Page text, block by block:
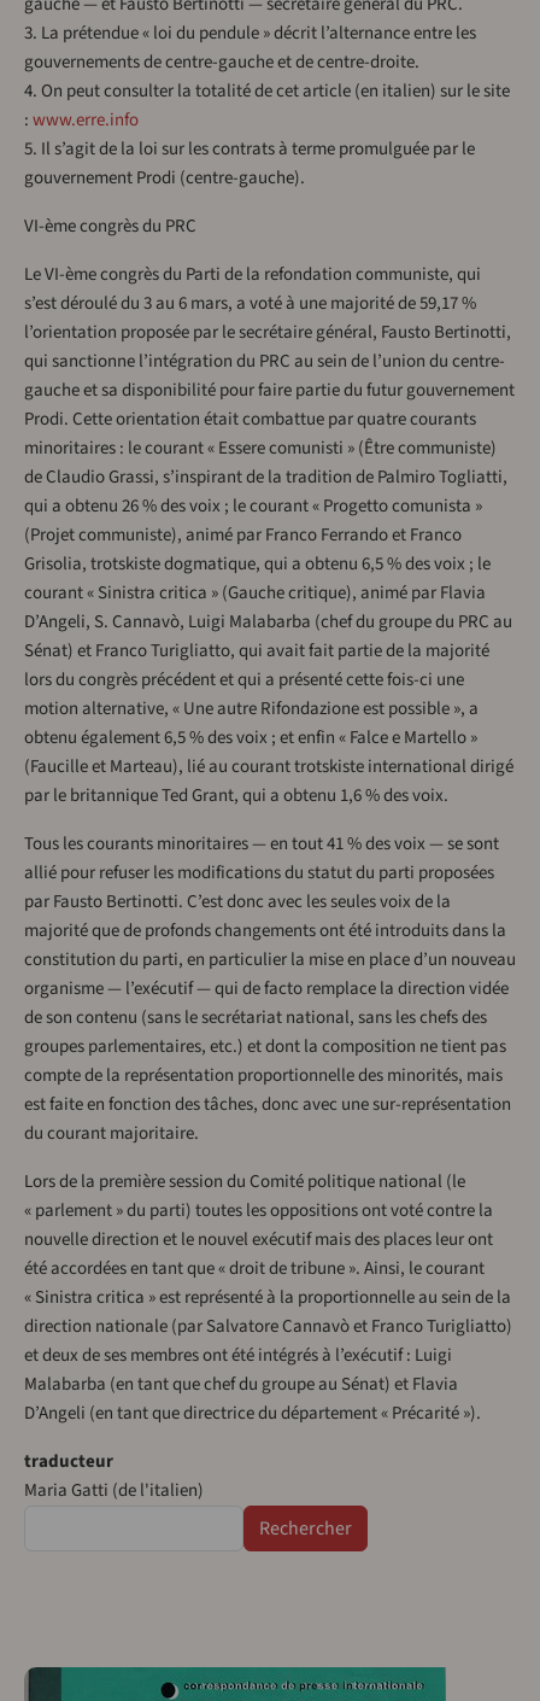
3. La prétendue « loi du pendule » décrit l’alternance entre les
gouvernements de centre-gauche et de centre-droite.
4. On peut consulter la totalité de cet article (en italien) sur le site
:www.erre.info
5. Il s’agit de la loi sur les contrats à terme promulguée par le
gouvernement Prodi (centre-gauche).
VI-ème congrès du PRC
Le VI-ème congrès du Parti de la refondation communiste, qui
s’est déroulé du 3 au 6 mars, a voté à une majorité de 59,17 %
l’orientation proposée par le secrétaire général, Fausto Bertinotti,
qui sanctionne l’intégration du PRC au sein de l’union du centre-
gauche et sa disponibilité pour faire partie du futur gouvernement
Prodi. Cette orientation était combattue par quatre courants
minoritaires : le courant « Essere comunisti » (Être communiste)
de Claudio Grassi, s’inspirant de la tradition de Palmiro Togliatti,
qui a obtenu 26 % des voix ; le courant « Progetto comunista »
(Projet communiste), animé par Franco Ferrando et Franco
Grisolia, trotskiste dogmatique, qui a obtenu 6,5 % des voix ; le
courant « Sinistra critica » (Gauche critique), animé par Flavia
D’Angeli, S. Cannavò, Luigi Malabarba (chef du groupe du PRC au
Sénat) et Franco Turigliatto, qui avait fait partie de la majorité
lors du congrès précédent et qui a présenté cette fois-ci une
motion alternative, « Une autre Rifondazione est possible », a
obtenu également 6,5 % des voix ; et enfin « Falce e Martello »
(Faucille et Marteau), lié au courant trotskiste international dirigé
par le britannique Ted Grant, qui a obtenu 1,6 % des voix.
Tous les courants minoritaires — en tout 41 % des voix — se sont
allié pour refuser les modifications du statut du parti proposées
par Fausto Bertinotti. C’est donc avec les seules voix de la
majorité que de profonds changements ont été introduits dans la
constitution du parti, en particulier la mise en place d’un nouveau
organisme — l’exécutif — qui de facto remplace la direction vidée
de son contenu (sans le secrétariat national, sans les chefs des
groupes parlementaires, etc.) et dont la composition ne tient pas
compte de la représentation proportionnelle des minorités, mais
est faite en fonction des tâches, donc avec une sur-représentation
du courant majoritaire.
Lors de la première session du Comité politique national (le
« parlement » du parti) toutes les oppositions ont voté contre la
nouvelle direction et le nouvel exécutif mais des places leur ont
été accordées en tant que « droit de tribune ». Ainsi, le courant
« Sinistra critica » est représenté à la proportionnelle au sein de la
direction nationale (par Salvatore Cannavò et Franco Turigliatto)
et deux de ses membres ont été intégrés à l’exécutif : Luigi
Malabarba (en tant que chef du groupe au Sénat) et Flavia
D’Angeli (en tant que directrice du département « Précarité »).
traducteur
Maria Gatti (de l'italien)